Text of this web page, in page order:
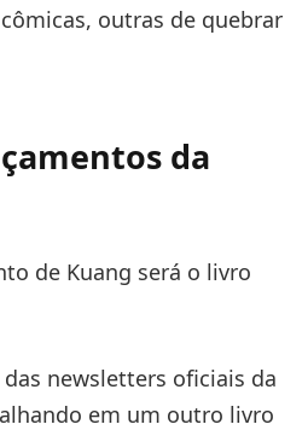
outras de quebrar
da
de Kuang será o livro
newsletters oficiais da
em um outro livro